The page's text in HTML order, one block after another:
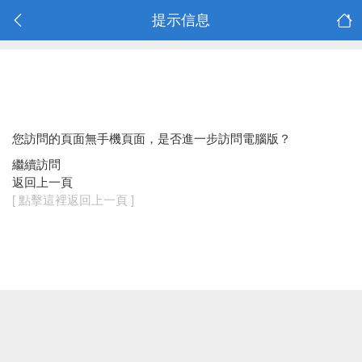
提示信息
您訪問的頁面無手機頁面，是否進一步訪問電腦版？
繼續訪問
返回上一頁
[ 點擊這裡返回上一頁 ]